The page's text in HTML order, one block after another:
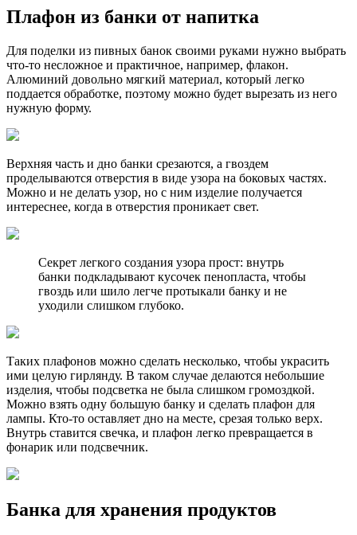
Плафон из банки от напитка
Для поделки из пивных банок своими руками нужно выбрать
что-то несложное и практичное, например, флакон.
Алюминий довольно мягкий материал, который легко
поддается обработке, поэтому можно будет вырезать из него
нужную форму.
Верхняя часть и дно банки срезаются, а гвоздем
проделываются отверстия в виде узора на боковых частях.
Можно и не делать узор, но с ним изделие получается
интереснее, когда в отверстия проникает свет.
Секрет легкого создания узора прост: внутрь
банки подкладывают кусочек пенопласта, чтобы
гвоздь или шило легче протыкали банку и не
уходили слишком глубоко.
Таких плафонов можно сделать несколько, чтобы украсить
ими целую гирлянду. В таком случае делаются небольшие
изделия, чтобы подсветка не была слишком громоздкой.
Можно взять одну большую банку и сделать плафон для
лампы. Кто-то оставляет дно на месте, срезая только верх.
Внутрь ставится свечка, и плафон легко превращается в
фонарик или подсвечник.
Банка для хранения продуктов